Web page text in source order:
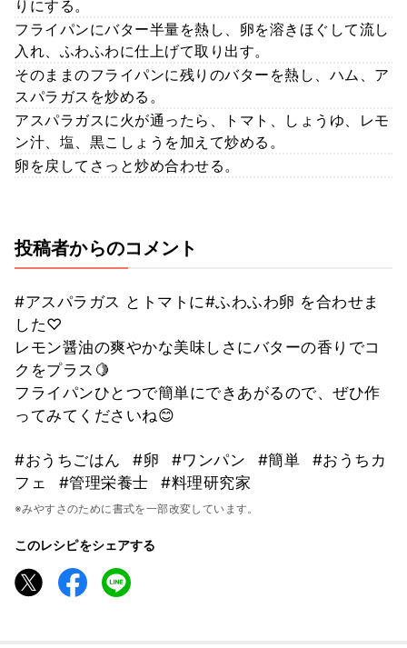
りにする。
フライパンにバター半量を熱し、卵を溶きほぐして流し
入れ、ふわふわに仕上げて取り出す。
そのままのフライパンに残りのバターを熱し、ハム、ア
スパラガスを炒める。
アスパラガスに火が通ったら、トマト、しょうゆ、レモ
ン汁、塩、黒こしょうを加えて炒める。
卵を戻してさっと炒め合わせる。
投稿者からのコメント
#アスパラガス とトマトに#ふわふわ卵 を合わせま
した♡
レモン醤油の爽やかな美味しさにバターの香りでコ
クをプラス🍋
フライパンひとつで簡単にできあがるので、ぜひ作
ってみてくださいね😊
#おうちごはん #卵 #ワンパン #簡単
#おうちカ
フェ
#管理栄養士 #料理研究家
※みやすさのために書式を一部改変しています。
このレシピをシェアする